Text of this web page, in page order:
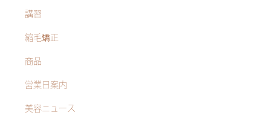
講習
縮毛矯正
商品
営業日案内
美容ニュース